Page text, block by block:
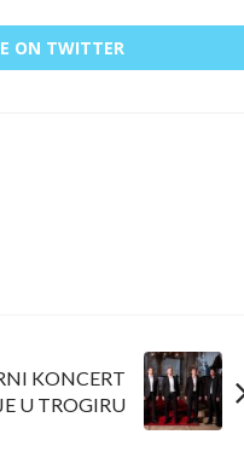
ON TWITTER
KONCERT
U TROGIRU